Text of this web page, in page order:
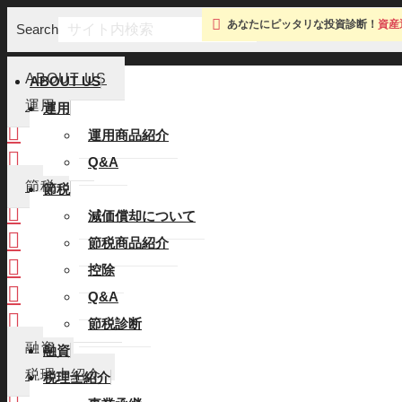
Search
ABOUT US
運用
運用商品紹介
Q&A
節税
減価償却について
節税商品紹介
控除
Q&A
節税診断
融資
税理士紹介
あなたにピッタリな投資診断！資産
ABOUT US
運用
運用商品紹介
Q&A
節税
減価償却について
節税商品紹介
控除
Q&A
節税診断
融資
税理士紹介